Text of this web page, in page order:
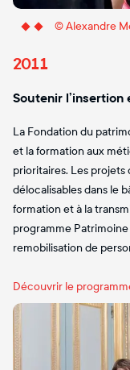
© Alexandre
2011
Soutenir
La Fondation du
et la formation aux
prioritaires. Les
délocalisables dans le
formation et à la
programme
remobilisation de
Découvrir le